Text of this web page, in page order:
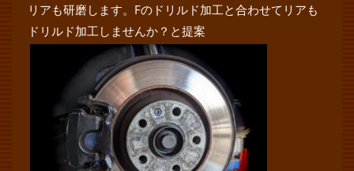
リアも研磨します。Fのドリルド加工と合わせてリアも
ドリルド加工しませんか？と提案